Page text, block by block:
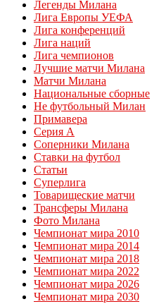
Легенды Милана
Лига Европы УЕФА
Лига конференций
Лига наций
Лига чемпионов
Лучшие матчи Милана
Матчи Милана
Национальные сборные
Не футбольный Милан
Примавера
Серия А
Соперники Милана
Ставки на футбол
Статьи
Суперлига
Товарищеские матчи
Трансферы Милана
Фото Милана
Чемпионат мира 2010
Чемпионат мира 2014
Чемпионат мира 2018
Чемпионат мира 2022
Чемпионат мира 2026
Чемпионат мира 2030